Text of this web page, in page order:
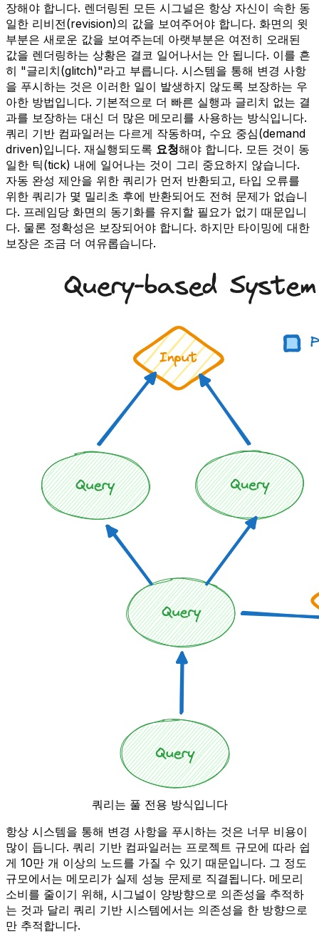
장해야 합니다. 렌더링된 모든 시그널은 항상 자신이 속한 동
일한 리비전(revision)의 값을 보여주어야 합니다. 화면의 윗
부분은 새로운 값을 보여주는데 아랫부분은 여전히 오래된
값을 렌더링하는 상황은 결코 일어나서는 안 됩니다. 이를 흔
히 "글리치(glitch)"라고 부릅니다. 시스템을 통해 변경 사항
을 푸시하는 것은 이러한 일이 발생하지 않도록 보장하는 우
아한 방법입니다. 기본적으로 더 빠른 실행과 글리치 없는 결
과를 보장하는 대신 더 많은 메모리를 사용하는 방식입니다.
쿼리 기반 컴파일러는 다르게 작동하며, 수요 중심(demand
driven)입니다. 재실행되도록 요청해야 합니다. 모든 것이 동
일한 틱(tick) 내에 일어나는 것이 그리 중요하지 않습니다.
자동 완성 제안을 위한 쿼리가 먼저 반환되고, 타입 오류를
위한 쿼리가 몇 밀리초 후에 반환되어도 전혀 문제가 없습니
다. 프레임당 화면의 동기화를 유지할 필요가 없기 때문입니
다. 물론 정확성은 보장되어야 합니다. 하지만 타이밍에 대한
보장은 조금 더 여유롭습니다.
쿼리는 풀 전용 방식입니다
항상 시스템을 통해 변경 사항을 푸시하는 것은 너무 비용이
많이 듭니다. 쿼리 기반 컴파일러는 프로젝트 규모에 따라 쉽
게 10만 개 이상의 노드를 가질 수 있기 때문입니다. 그 정도
규모에서는 메모리가 실제 성능 문제로 직결됩니다. 메모리
소비를 줄이기 위해, 시그널이 양방향으로 의존성을 추적하
는 것과 달리 쿼리 기반 시스템에서는 의존성을 한 방향으로
만 추적합니다.